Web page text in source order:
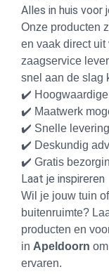
Alles in huis voor
Onze producten
en vaak direct uit
zaagservice
snel aan de slag
✔️ Hoogwaardige
✔️ Maatwerk
✔️ Snelle levering
✔️ Deskundig
✔️ Gratis
Laat je inspireren
Wil je jouw tuin
buitenruimte?
producten en
in Apeldoorn
ervaren.